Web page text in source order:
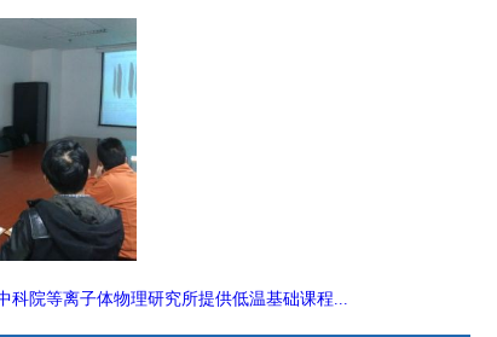
科院等离子体物理研究所提供低温基础课程...